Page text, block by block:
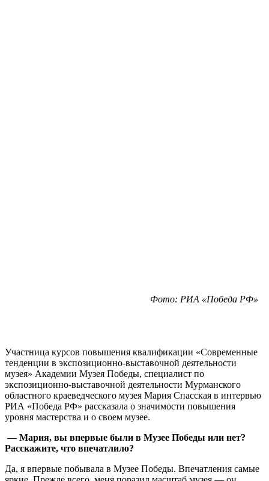
Фото: РИА «Победа РФ»
Участница курсов повышения квалификации «Современные
тенденции в экспозиционно-выставочной деятельности
музея» Академии Музея Победы, специалист по
экспозиционно-выставочной деятельности Мурманского
областного краеведческого музея Мария Спасская в интервью
РИА «Победа РФ» рассказала о значимости повышения
уровня мастерства и о своем музее.
—Мария, вы впервые были в Музее Победы или нет?
Расскажите, что впечатлило?
Да, я впервые побывала в Музее Победы. Впечатления самые